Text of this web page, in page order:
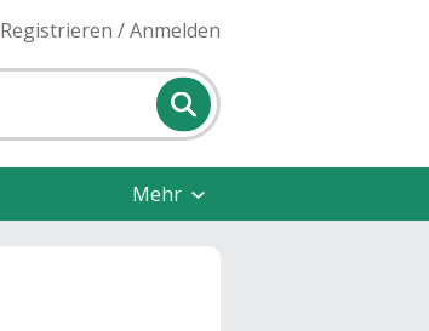
Registrieren / Anmelden
Mehr